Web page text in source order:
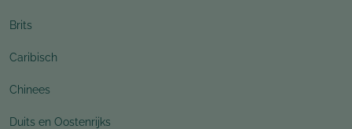
Brits
Caribisch
Chinees
Duits en Oostenrijks